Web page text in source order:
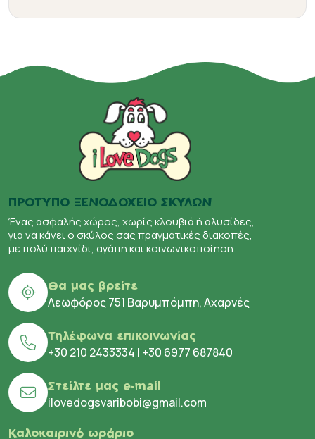
ΠΡΟΤΥΠΟ ΞΕΝΟΔΟΧΕΙΟ ΣΚΥΛΩΝ
Ένας ασφαλής χώρος, χωρίς κλουβιά ή αλυσίδες,
για να κάνει ο σκύλος σας πραγματικές διακοπές,
με πολύ παιχνίδι, αγάπη και κοινωνικοποίηση.
Θα μας βρείτε
Λεωφόρος 751 Βαρυμπόμπη, Αχαρνές
Τηλέφωνα επικοινωνίας
+30 210 2433334 | +30 6977 687840
Στείλτε μας e-mail
ilovedogsvaribobi@gmail.com
Καλοκαιρινό ωράριο